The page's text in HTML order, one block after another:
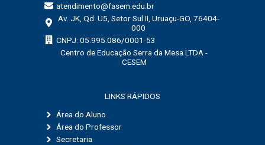
atendimento@fasem.edu.br
Av. JK, Qd. U5, Setor Sul II, Uruaçu-GO, 76404-
000
CNPJ: 05.995.086/0001-53
Centro de Educação Serra da Mesa LTDA -
CESEM
LINKS RÁPIDOS
Área do Aluno
Área do Professor
Secretaria